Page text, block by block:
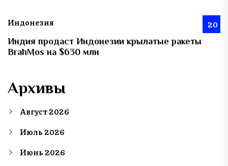
Индонезия 20
Индия продаст Индонезии крылатые ракеты
BrahMos на $630 млн
Архивы
Август 2026
Июль 2026
Июнь 2026